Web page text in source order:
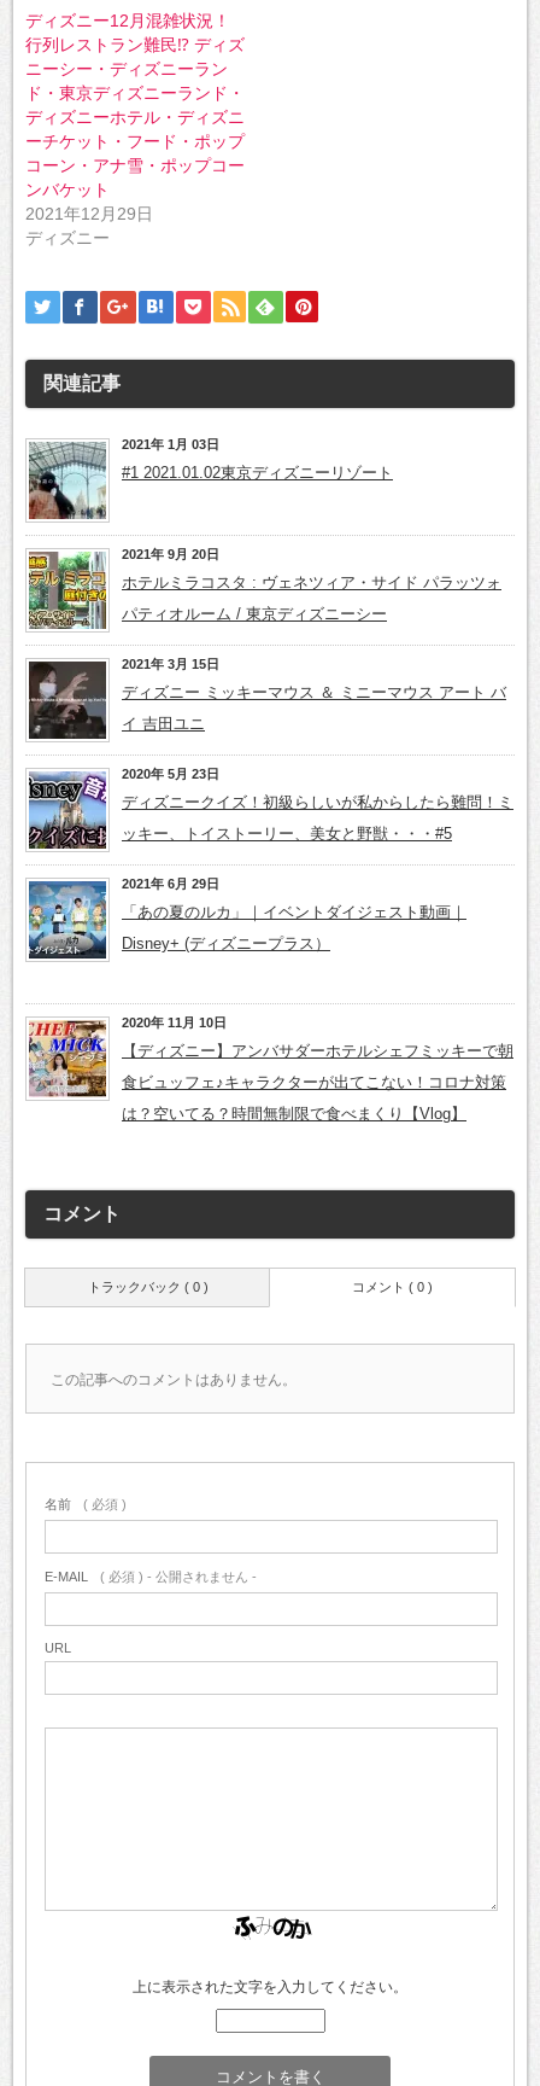
き
ま
す)
い
ウ
ィ
ン
ド
ウ
で
開
き
ま
す)
ディズニー12月混雑状況！
行列レストラン難民⁉︎ ディズ
ニーシー・ディズニーラン
ド・東京ディズニーランド・
ディズニーホテル・ディズニ
ーチケット・フード・ポップ
コーン・アナ雪・ポップコー
ンバケット
2021年12月29日
ディズニー
関連記事
2021年 1月 03日
#1 2021.01.02東京ディズニーリゾート
2021年 9月 20日
ホテルミラコスタ : ヴェネツィア・サイド パラッツォ
パティオルーム / 東京ディズニーシー
2021年 3月 15日
ディズニー ミッキーマウス ＆ ミニーマウス アート バ
イ 吉田ユニ
2020年 5月 23日
ディズニークイズ！初級らしいが私からしたら難問！ミ
ッキー、トイストーリー、美女と野獣・・・#5
2021年 6月 29日
「あの夏のルカ」｜イベントダイジェスト動画｜
Disney+ (ディズニープラス）
2020年 11月 10日
【ディズニー】アンバサダーホテルシェフミッキーで朝
食ビュッフェ♪キャラクターが出てこない！コロナ対策
は？空いてる？時間無制限で食べまくり【Vlog】
コメント
トラックバック ( 0 ) コメント ( 0 )
この記事へのコメントはありません。
名前 ( 必須 )
E-MAIL ( 必須 ) - 公開されません -
URL
上に表示された文字を入力してください。